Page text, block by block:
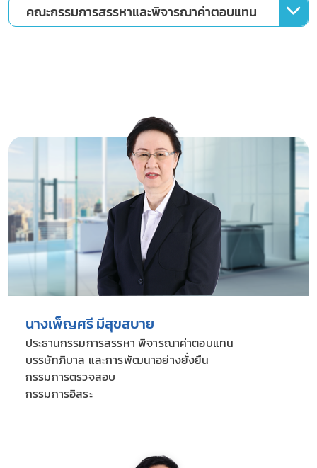
คณะกรรมการสรรหาและพิจารณาค่าตอบแทน
นางเพ็ญศรี มีสุขสบาย
ประธานกรรมการสรรหา พิจารณาค่าตอบแทน
บรรษัทภิบาล และการพัฒนาอย่างยั่งยืน
กรรมการตรวจสอบ
กรรมการอิสระ